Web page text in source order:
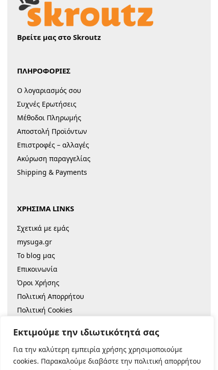
Εκτιμούμε την ιδιωτικότητά σας
Για την καλύτερη εμπειρία χρήσης χρησιμοποιούμε
cookies. Παρακαλούμε διαβάστε την πολιτική απορρήτου
Βρείτε μας στο Skroutz
ΠΛΗΡΟΦΟΡΙΕΣ
Ο λογαριασμός σου
Συχνές Ερωτήσεις
Μέθοδοι Πληρωμής
Αποστολή Προϊόντων
Επιστροφές – αλλαγές
Ακύρωση παραγγελίας
Shipping & Payments
ΧΡΗΣΙΜΑ LINKS
Σχετικά με εμάς
mysuga.gr
Το blog μας
Επικοινωνία
Όροι Χρήσης
Πολιτική Απορρήτου
Πολιτική Cookies
© 2022 |Κατασκευή Eshop